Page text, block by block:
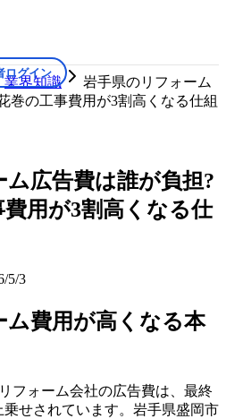
ログイン
業界知識
岩手県のリフォーム
巻の工事費用が3割高くなる仕組
広告費は誰が負担?
用が3割高くなる仕
5/3
ム費用が高くなる本
フォーム会社の広告費は、最終
せされています。岩手県盛岡市